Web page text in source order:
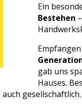
Ein
Bestehen
gab uns
Hauses.
gesellschaftlich.